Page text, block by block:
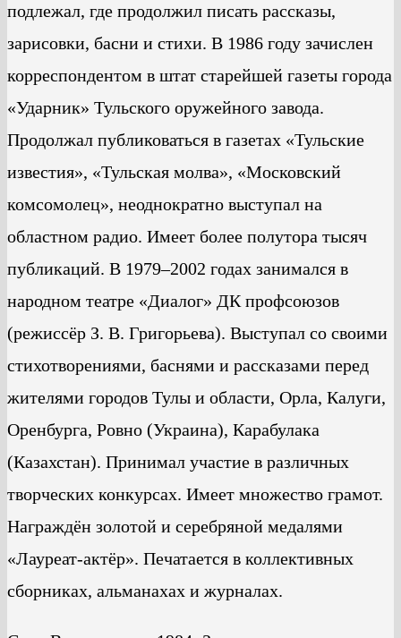
подлежал, где продолжил писать рассказы,
зарисовки, басни и стихи. В 1986 году зачислен
корреспондентом в штат старейшей газеты города
«Ударник» Тульского оружейного завода.
Продолжал публиковаться в газетах «Тульские
известия», «Тульская молва», «Московский
комсомолец», неоднократно выступал на
областном радио. Имеет более полутора тысяч
публикаций. В 1979–2002 годах занимался в
народном театре «Диалог» ДК профсоюзов
(режиссёр З. В. Григорьева). Выступал со своими
стихотворениями, баснями и рассказами перед
жителями городов Тулы и области, Орла, Калуги,
Оренбурга, Ровно (Украина), Карабулака
(Казахстан). Принимал участие в различных
творческих конкурсах. Имеет множество грамот.
Награждён золотой и серебряной медалями
«Лауреат-актёр». Печатается в коллективных
сборниках, альманахах и журналах.